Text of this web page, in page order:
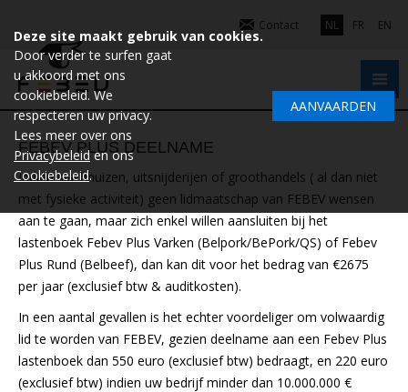
Contact NL FR EN
FEBEV PLUS DEELNAME
Indien slachhuizen, uitsnijderijen of groothandels ( al dan niet
met fysieke activiteit) geen lidmaatschap van FEBEV wensen
aan te gaan, maar zich enkel willen aansluiten bij het
lastenboek Febev Plus Varken (Belpork/BePork/QS) of Febev
Plus Rund (Belbeef), dan kan dit voor het bedrag van €2675
per jaar (exclusief btw & auditkosten).
In een aantal gevallen is het echter voordeliger om volwaardig
lid te worden van FEBEV, gezien deelname aan een Febev Plus
lastenboek dan 550 euro (exclusief btw) bedraagt, en 220 euro
(exclusief btw) indien uw bedrijf minder dan 10.000.000 €
Deze site maakt gebruik van cookies.
Door verder te surfen gaat
u akkoord met ons
cookiebeleid. We
respecteren uw privacy.
Lees meer over ons
Privacybeleiden ons
Cookiebeleid.
AANVAARDEN